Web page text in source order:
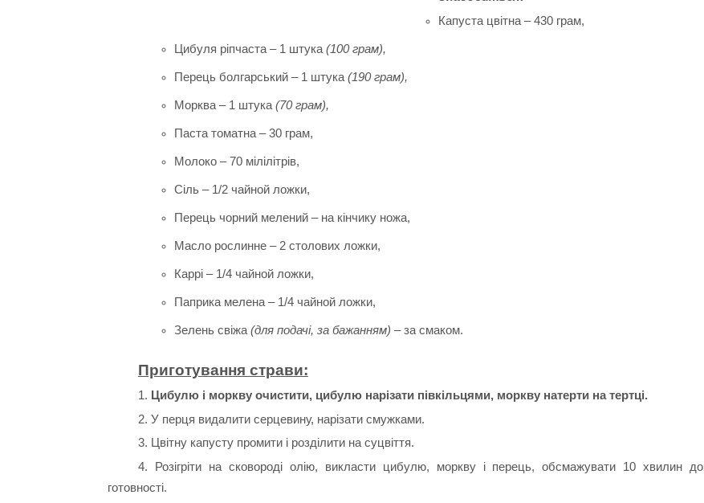
Капуста цвітна – 430 грам,
Цибуля ріпчаста – 1 штука (100 грам),
Перець болгарський – 1 штука (190 грам),
Морква – 1 штука (70 грам),
Паста томатна – 30 грам,
Молоко – 70 мілілітрів,
Сіль – 1/2 чайной ложки,
Перець чорний мелений – на кінчику ножа,
Масло рослинне – 2 столових ложки,
Каррі – 1/4 чайной ложки,
Паприка мелена – 1/4 чайной ложки,
Зелень свіжа (для подачі, за бажанням) – за смаком.
Приготування страви:
1. Цибулю і моркву очистити, цибулю нарізати півкільцями, моркву натерти на тертці.
2. У перця видалити серцевину, нарізати смужками.
3. Цвітну капусту промити і розділити на суцвіття.
4. Розігріти на сковороді олію, викласти цибулю, моркву і перець, обсмажувати 10 хвилин до
готовності.